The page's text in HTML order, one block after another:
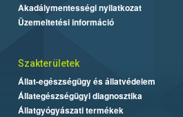
Akadálymentességi nyilatkozat
Üzemeltetési információ
Szakterületek
Állat-egészségügy és állatvédelem
Állategészségügyi diagnosztika
Állatgyógyászati termékek